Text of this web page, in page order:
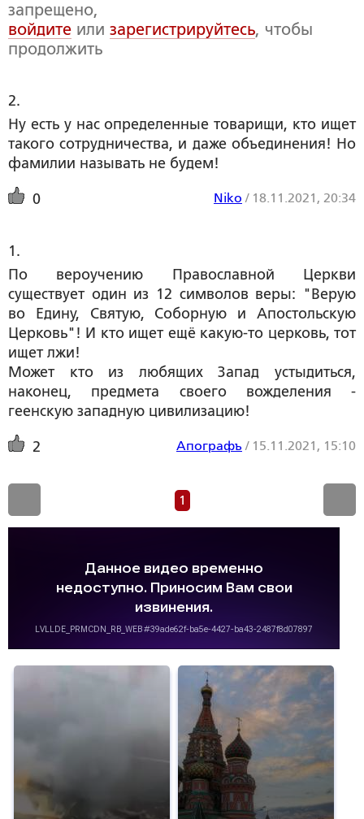
запрещено,
войдите или зарегистрируйтесь, чтобы
продолжить
2.
Ну есть у нас определенные товарищи, кто ищет
такого сотрудничества, и даже объединения! Но
фамилии называть не будем!
0 Niko / 18.11.2021, 20:34
1.
По вероучению Православной Церкви
существует один из 12 символов веры: "Верую
во Едину, Святую, Соборную и Апостольскую
Церковь"! И кто ищет ещё какую-то церковь, тот
ищет лжи!
Может кто из любящих Запад устыдиться,
наконец, предмета своего вожделения -
геенскую западную цивилизацию!
2 Апографъ/ 15.11.2021, 15:10
1